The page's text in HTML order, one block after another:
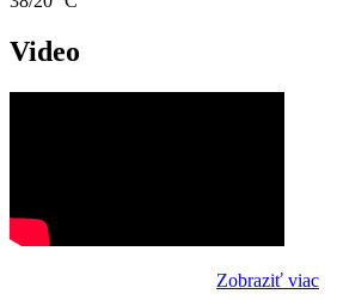
Video
Zobraziť viac